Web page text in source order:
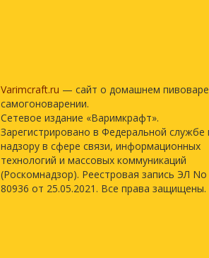
Varimcraft.ru — сайт о домашнем
самогоноварении.
Сетевое издание «Варимкрафт».
Зарегистрировано в Федеральной службе
надзору в сфере связи, информационных
технологий и массовых коммуникаций
(Роскомнадзор). Реестровая запись ЭЛ
80936 от 25.05.2021. Все права защищены.